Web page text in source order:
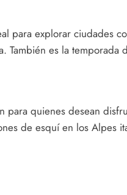
para explorar ciudades
También es la temporada
para quienes desean
de esquí en los Alpes